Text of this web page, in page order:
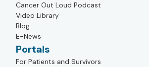
Cancer Out Loud Podcast
Video Library
Blog
E-News
Portals
For Patients and Survivors